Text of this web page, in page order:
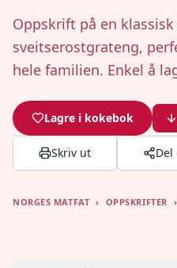
Oppskrift på en
sveitserostgrateng,
hele familien. Enkel å
Lagre i kokebok
Skriv ut
NORGES MATFAT › OPPSKRIFTER ›